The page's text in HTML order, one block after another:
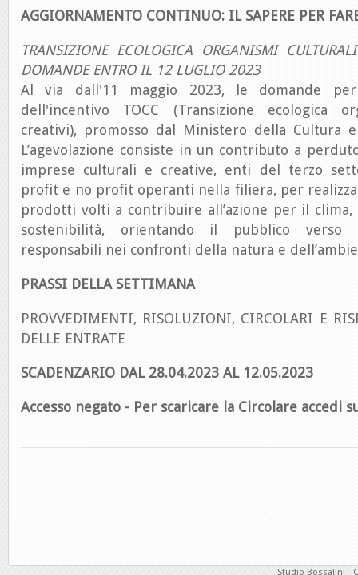
AGGIORNAMENTO CONTINUO: IL SAPERE PER
TRANSIZIONE ECOLOGICA ORGANISMI
DOMANDE ENTRO IL 12 LUGLIO 2023
Al via dall'11 maggio 2023, le domande
dell'incentivo TOCC (Transizione ecologica
creativi), promosso dal Ministero della Cultura
L’agevolazione consiste in un contributo a
imprese culturali e creative, enti del terzo
profit e no profit operanti nella filiera, per
prodotti volti a contribuire all’azione per il clima,
sostenibilità, orientando il pubblico verso
responsabili nei confronti della natura e
PRASSI DELLA SETTIMANA
PROVVEDIMENTI, RISOLUZIONI, CIRCOLARI E
DELLE ENTRATE
SCADENZARIO DAL 28.04.2023 AL 12.05.2023
Accesso negato - Per scaricare la Circolare accedi
Studio Bossalini -